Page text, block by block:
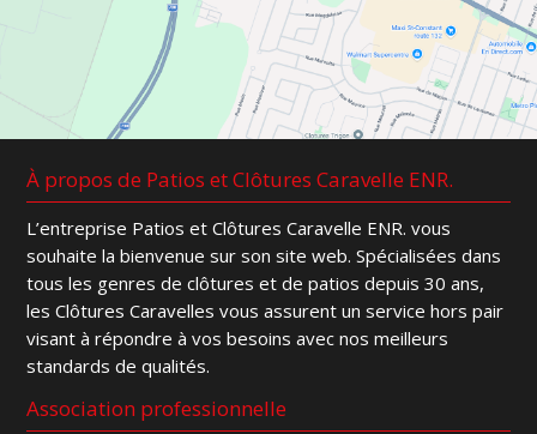
À propos de Patios et Clôtures Caravelle ENR.
L’entreprise Patios et Clôtures Caravelle ENR. vous
souhaite la bienvenue sur son site web. Spécialisées dans
tous les genres de clôtures et de patios depuis 30 ans,
les Clôtures Caravelles vous assurent un service hors pair
visant à répondre à vos besoins avec nos meilleurs
standards de qualités.
Association professionnelle